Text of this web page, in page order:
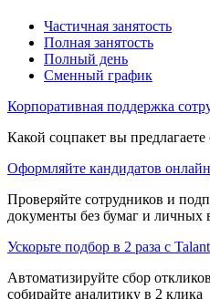
Частичная занятость
Полная занятость
Полный день
Сменный график
Корпоративная поддержка
Какой соцпакет вы
Оформляйте кандидатов онлайн
Проверяйте сотрудников и
документы без бумаг и личных
Ускорьте подбор в 2 раза с
Автоматизируйте сбор
собирайте аналитику в 2 клика